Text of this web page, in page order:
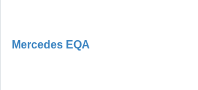
Mercedes EQA